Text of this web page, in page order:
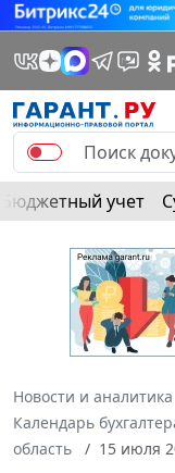
Бюджетный учет
Новости и аналитика
Календарь
область
15 июля